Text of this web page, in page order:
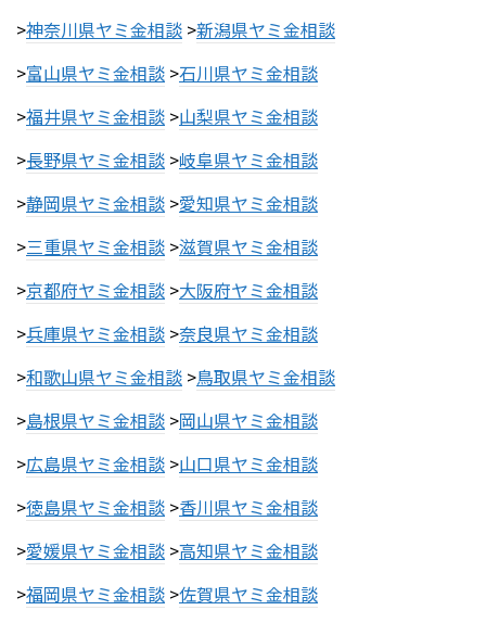
>神奈川県ヤミ金相談 >新潟県ヤミ金相談
>富山県ヤミ金相談 >石川県ヤミ金相談
>福井県ヤミ金相談 >山梨県ヤミ金相談
>長野県ヤミ金相談 >岐阜県ヤミ金相談
>静岡県ヤミ金相談 >愛知県ヤミ金相談
>三重県ヤミ金相談 >滋賀県ヤミ金相談
>京都府ヤミ金相談 >大阪府ヤミ金相談
>兵庫県ヤミ金相談 >奈良県ヤミ金相談
>和歌山県ヤミ金相談 >鳥取県ヤミ金相談
>島根県ヤミ金相談 >岡山県ヤミ金相談
>広島県ヤミ金相談 >山口県ヤミ金相談
>徳島県ヤミ金相談 >香川県ヤミ金相談
>愛媛県ヤミ金相談 >高知県ヤミ金相談
>福岡県ヤミ金相談 >佐賀県ヤミ金相談